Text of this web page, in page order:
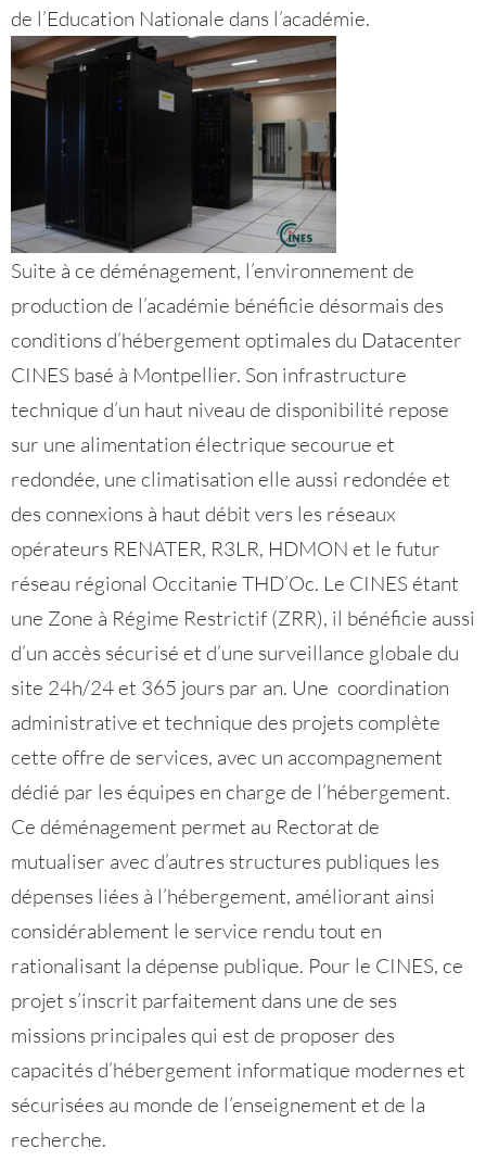
de l’Education Nationale dans l’académie.
Suite à ce déménagement, l’environnement de
production de l’académie bénéficie désormais des
conditions d’hébergement optimales du Datacenter
CINES basé à Montpellier. Son infrastructure
technique d’un haut niveau de disponibilité repose
sur une alimentation électrique secourue et
redondée, une climatisation elle aussi redondée et
des connexions à haut débit vers les réseaux
opérateurs RENATER, R3LR, HDMON et le futur
réseau régional Occitanie THD’Oc. Le CINES étant
une Zone à Régime Restrictif (ZRR), il bénéficie aussi
d’un accès sécurisé et d’une surveillance globale du
site 24h/24 et 365 jours par an. Une coordination
administrative et technique des projets complète
cette offre de services, avec un accompagnement
dédié par les équipes en charge de l’hébergement.
Ce déménagement permet au Rectorat de
mutualiser avec d’autres structures publiques les
dépenses liées à l’hébergement, améliorant ainsi
considérablement le service rendu tout en
rationalisant la dépense publique. Pour le CINES, ce
projet s’inscrit parfaitement dans une de ses
missions principales qui est de proposer des
capacités d’hébergement informatique modernes et
sécurisées au monde de l’enseignement et de la
recherche.